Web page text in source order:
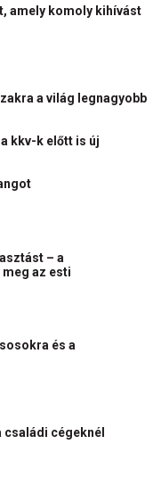
amely komoly kihívást
a világ legnagyobb
kkv-k előtt is új
– a
az esti
és a
családi cégeknél